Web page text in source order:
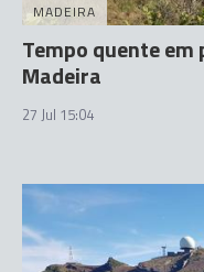
MADEIRA
Tempo quente
Madeira
27 Jul 15:04